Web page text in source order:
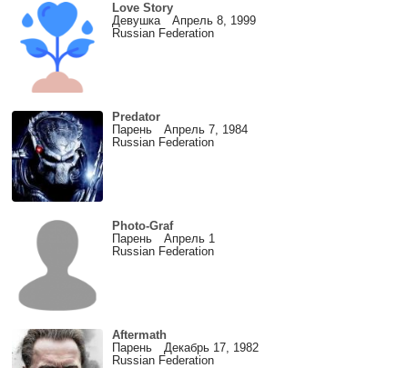
Love Story
Девушка Апрель 8, 1999
Russian Federation
Predator
Парень Апрель 7, 1984
Russian Federation
Photo-Graf
Парень Апрель 1
Russian Federation
Aftermath
Парень Декабрь 17, 1982
Russian Federation